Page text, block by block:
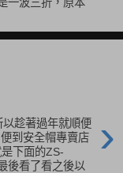
›
趁著過年就順便
到安全帽專賣店
下面的ZS-
後看了看之後以